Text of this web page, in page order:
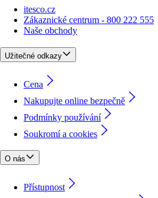
itesco.cz
Zákaznické centrum - 800 222 555
Naše obchody
Užitečné odkazy
Cena
Nakupujte online bezpečně
Podmínky používání
Soukromí a cookies
O nás
Přístupnost